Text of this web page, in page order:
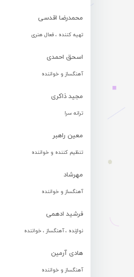
محمدرضا اقدسی
تهیه کننده ، فعال هنری
اسحق احمدی
آهنگساز و خواننده
مجید ذاکری
ترانه سرا
معین راهبر
تنظیم کننده و خواننده
مهرشاد
آهنگساز و خواننده
فرشید ادهمی
نوازنده ، آهنگساز ، خواننده
هادی آرمین
آهنگساز و خواننده